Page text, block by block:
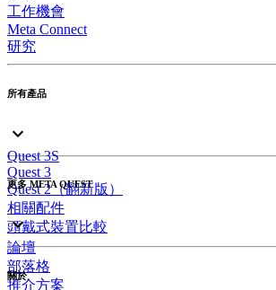
工作機會
Meta Connect
研究
所有產品
Quest 3S
Quest 3
Quest 2（翻新版）
相關配件
頭戴式裝置比較
更多 META QUEST
論壇
部落格
推介方案
關於